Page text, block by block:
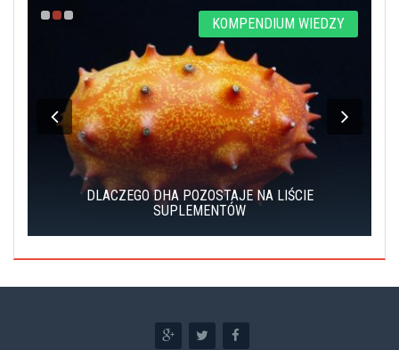
KOMPENDIUM WIEDZY
DLACZEGO DHA POZOSTAJE NA LIŚCIE
SUPLEMENTÓW